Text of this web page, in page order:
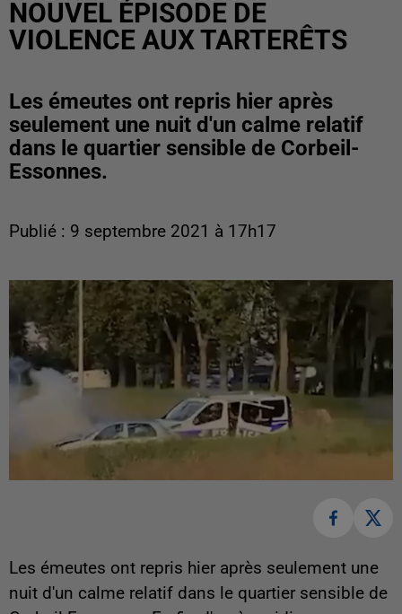
NOUVEL ÉPISODE DE
VIOLENCE AUX TARTERÊTS
Les émeutes ont repris hier après
seulement une nuit d'un calme relatif
dans le quartier sensible de Corbeil-
Essonnes.
Publié : 9 septembre 2021 à 17h17
Les émeutes ont repris hier après seulement une
nuit d'un calme relatif dans le quartier sensible de